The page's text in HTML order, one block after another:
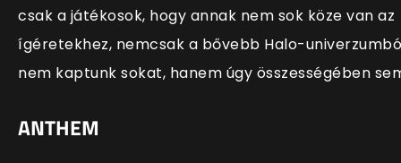
csak a játékosok, hogy annak nem sok köze van az
ígéretekhez, nemcsak a bővebb Halo-
nem kaptunk sokat, hanem úgy összességében
ANTHEM